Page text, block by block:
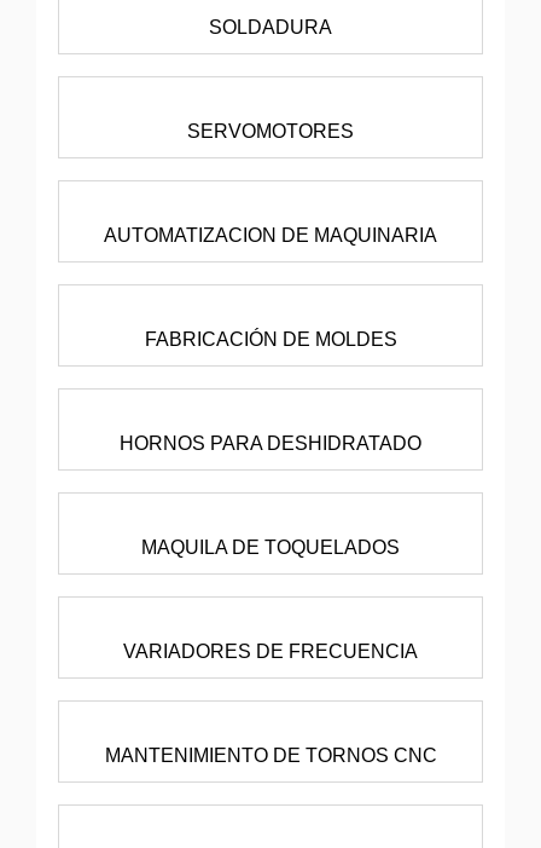
SOLDADURA
SERVOMOTORES
AUTOMATIZACION DE MAQUINARIA
FABRICACIÓN DE MOLDES
HORNOS PARA DESHIDRATADO
MAQUILA DE TOQUELADOS
VARIADORES DE FRECUENCIA
MANTENIMIENTO DE TORNOS CNC